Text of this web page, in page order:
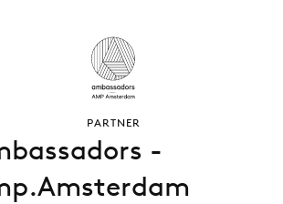
PARTNER
-